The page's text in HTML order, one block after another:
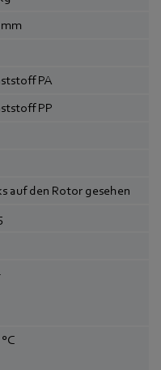
mm
PA
PP
auf den Rotor gesehen
°C